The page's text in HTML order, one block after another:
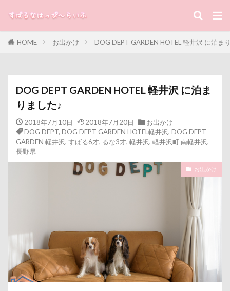
HOME お出かけ DOG DEPT GARDEN HOTEL 軽井沢 に泊ま
DOG DEPT GARDEN HOTEL 軽井沢 に泊ま
りました♪
2018年7月10日 2018年7月20日
お出かけ
DOG DEPT, DOG DEPT GARDEN HOTEL軽井沢, DOG DEPT
GARDEN 軽井沢, すばる6才, るな3才, 軽井沢, 軽井沢町 南軽井沢,
長野県
お出かけ
カテゴリー
タグ
100円ショップ 写真パネル 前橋市
初詣
出羽公園
冷感ジェルマット
写真教室
写真撮影
八重桜
働くおじさん
健康チェック 加湿器
動物病院
保護犬
去勢手術 同胎
吉野家
叱れない
叱るの忘れてシャッター切る